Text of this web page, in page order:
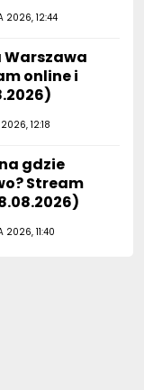
2026, 12:44
Warszawa
online i
12:18
gdzie
Stream
2026, 11:40